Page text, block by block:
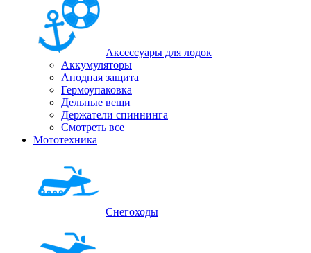
Аксессуары для лодок
Аккумуляторы
Анодная защита
Гермоупаковка
Дельные вещи
Держатели спиннинга
Смотреть все
Мототехника
Снегоходы